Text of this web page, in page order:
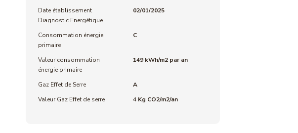
Date établissement
Diagnostic Energétique
02/01/2025
Consommation énergie
primaire
C
Valeur consommation
énergie primaire
149 kWh/m2 par an
Gaz Effet de Serre
A
Valeur Gaz Effet de serre
4 Kg CO2/m2/an